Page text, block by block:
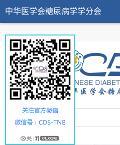
中华医学会糖尿病学学分会